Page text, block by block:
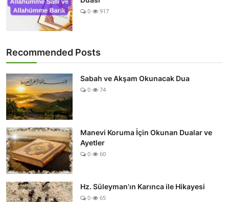
0 917
Recommended Posts
Sabah ve Akşam Okunacak Dua
0 74
Manevi Koruma İçin Okunan Dualar ve
Ayetler
0 60
Hz. Süleyman’ın Karınca ile Hikayesi
0 65